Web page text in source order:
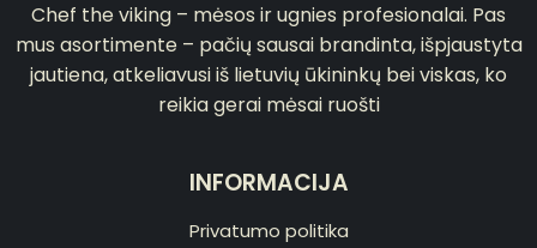
Chef the viking – mėsos ir ugnies profesionalai. Pas
mus asortimente – pačių sausai brandinta, išpjaustyta
jautiena, atkeliavusi iš lietuvių ūkininkų bei viskas, ko
reikia gerai mėsai ruošti
INFORMACIJA
Privatumo politika